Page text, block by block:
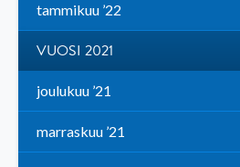
tammikuu ’22
VUOSI 2021
joulukuu ’21
marraskuu ’21